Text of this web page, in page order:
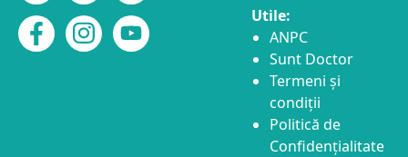
Utile:
ANPC
Sunt Doctor
Termeni și
condiții
Politică de
Confidențialitate